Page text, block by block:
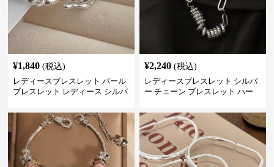
¥1,840 (税込)
レディースブレスレット パール
ブレスレット レディース シルバ
¥2,240 (税込)
レディースブレスレット シルバ
ー チェーン ブレスレット ハー